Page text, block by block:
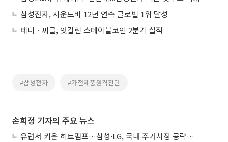
삼성전자, 사운드바 12년 연속 글로벌 1위 달성
테더ㆍ써클, 엇갈린 스테이블코인 2분기 실적
#삼성전자 #가전제품원격진단
손희정 기자의 주요 뉴스
유럽서 키운 히트펌프…삼성·LG, 국내 주거시장 공략 ‘속도’